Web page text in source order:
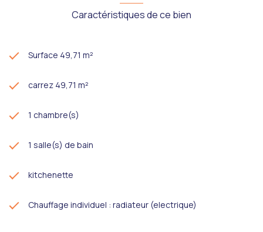
Caractéristiques de ce bien
Surface 49,71 m²
carrez 49,71 m²
1 chambre(s)
1 salle(s) de bain
kitchenette
Chauffage individuel : radiateur (electrique)